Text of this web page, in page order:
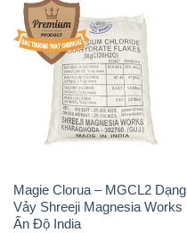
Magie Clorua – MGCL2 Dạng
Vảy Shreeji Magnesia Works
Ấn Độ India